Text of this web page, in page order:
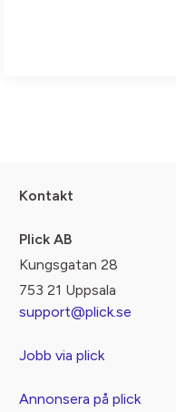
Kontakt
Plick AB
Kungsgatan 28
753 21 Uppsala
support@plick.se
Jobb via plick
Annonsera på plick